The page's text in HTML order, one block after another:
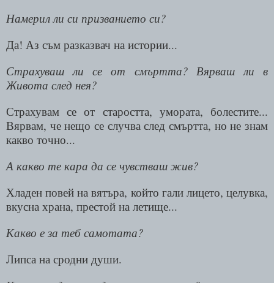
Намерил ли си призванието си?
Да! Аз съм разказвач на истории...
Страхуваш ли се от смъртта? Вярваш ли в
Живота след нея?
Страхувам се от старостта, умората, болестите...
Вярвам, че нещо се случва след смъртта, но не знам
какво точно...
А какво те кара да се чувстваш жив?
Хладен повей на вятъра, който гали лицето, целувка,
вкусна храна, престой на летище...
Какво е за теб самотата?
Липса на сродни души.